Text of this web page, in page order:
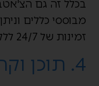
בכלל זה גם
מבוססי כללים
זמינות של 24/7 ללקוחות.
4. תוכן וקריאייטיב